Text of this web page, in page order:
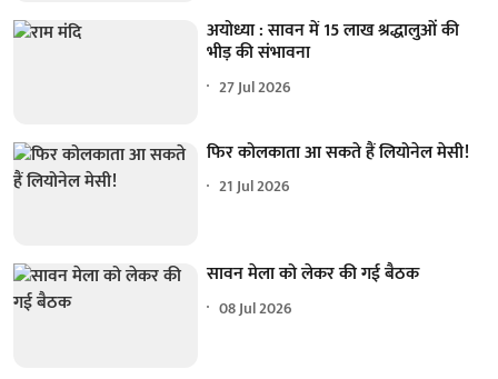
अयोध्या : सावन में 15 लाख श्रद्धालुओं की
भीड़ की संभावना
27 Jul 2026
फिर कोलकाता आ सकते हैं लियोनेल मेसी!
21 Jul 2026
सावन मेला को लेकर की गई बैठक
08 Jul 2026